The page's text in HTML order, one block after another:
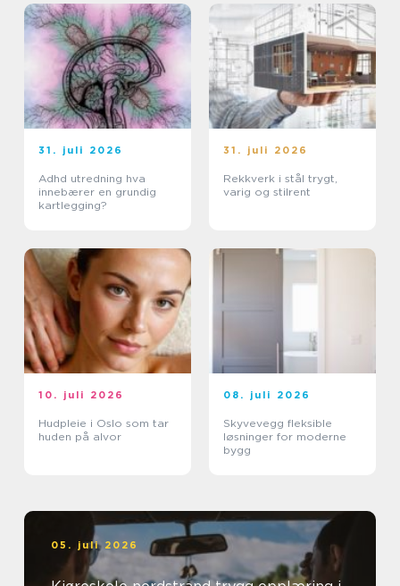
31. juli 2026
Adhd utredning hva
innebærer en grundig
kartlegging?
31. juli 2026
Rekkverk i stål trygt,
varig og stilrent
10. juli 2026
Hudpleie i Oslo som tar
huden på alvor
08. juli 2026
Skyvevegg fleksible
løsninger for moderne
bygg
05. juli 2026